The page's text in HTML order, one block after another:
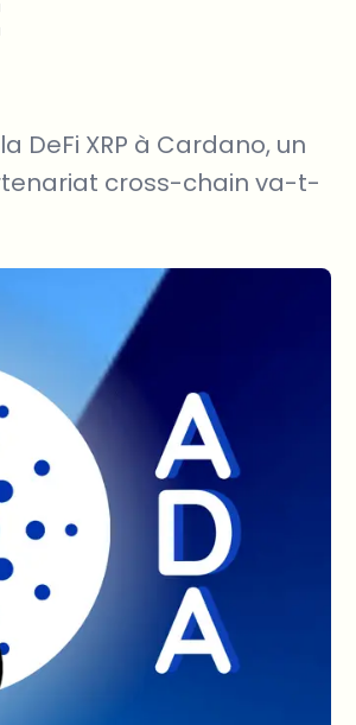
DeFi XRP à Cardano, un
cross-chain va-t-